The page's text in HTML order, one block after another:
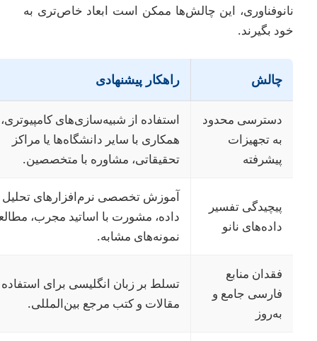
این چالش‌ها ممکن است ابعاد خاص‌تری به
بگیرند.
چالش راهکار پیشنهادی
دسترسی محدود
به تجهیزات
پیشرفته
استفاده از شبیه‌سازی‌های کامپیوتری،
همکاری با سایر دانشگاه‌ها یا مراکز
تحقیقاتی، مشاوره با متخصصین.
پیچیدگی تفسیر
داده‌های نانو
آموزش تخصصی نرم‌افزارهای تحلیل
داده، مشورت با اساتید مجرب، مطالعه
نمونه‌های مشابه.
فقدان منابع
فارسی جامع و
به‌روز
تسلط بر زبان انگلیسی برای استفاده از
مقالات و کتب مرجع بین‌المللی.